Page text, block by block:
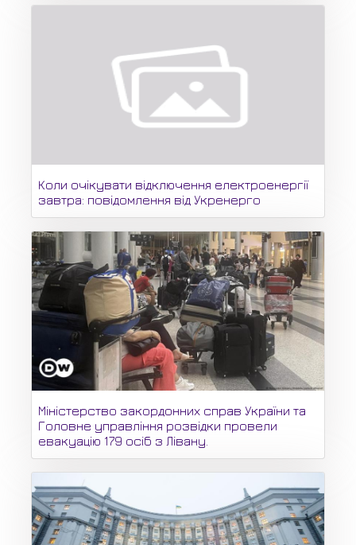
Коли очікувати відключення електроенергії
завтра: повідомлення від Укренерго
Міністерство закордонних справ України та
Головне управління розвідки провели
евакуацію 179 осіб з Лівану.